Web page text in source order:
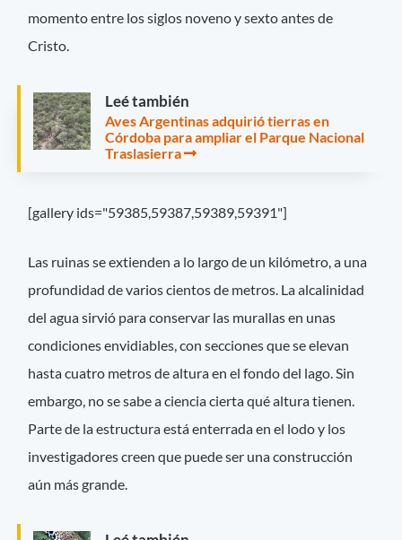
momento entre los siglos noveno y sexto antes de
Cristo.
Leé también
Aves Argentinas adquirió tierras en
Córdoba para ampliar el Parque Nacional
Traslasierra
[gallery ids="59385,59387,59389,59391"]
Las ruinas se extienden a lo largo de un kilómetro, a una
profundidad de varios cientos de metros. La alcalinidad
del agua sirvió para conservar las murallas en unas
condiciones envidiables, con secciones que se elevan
hasta cuatro metros de altura en el fondo del lago. Sin
embargo, no se sabe a ciencia cierta qué altura tienen.
Parte de la estructura está enterrada en el lodo y los
investigadores creen que puede ser una construcción
aún más grande.